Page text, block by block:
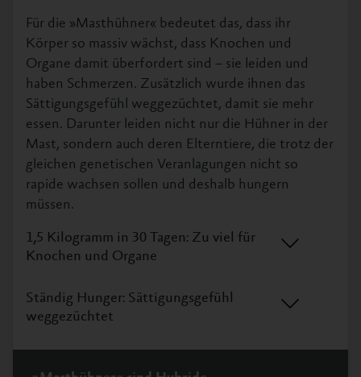
Für die »Masthühner« bedeutet das, dass ihr
Körper so massiv wächst, dass Knochen und
Organe damit überfordert sind – sie leiden und
haben Schmerzen. Zusätzlich wurde ihnen das
Sättigungsgefühl weggezüchtet, damit sie mehr
essen. Darunter leiden nicht nur die Hühner in der
Mast, sondern auch deren Elterntiere, die trotz der
gleichen genetischen Veranlagungen nicht so
rapide wachsen sollen und deshalb hungern
müssen.
1,5 Kilogramm in 30 Tagen: Zu viel für
Knochen und Organe
Ständig Hunger: Sättigungsgefühl
weggezüchtet